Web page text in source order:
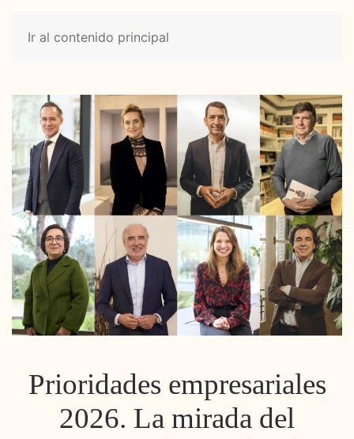
Ir al contenido principal
Prioridades empresariales
2026. La mirada del